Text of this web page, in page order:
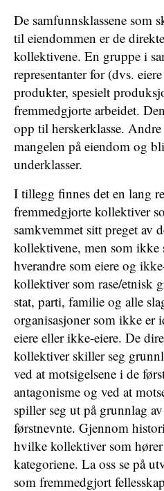
De samfunnsklassene som
til eiendommen er de
kollektivene. En gruppe i
representanter for (dvs.
produkter, spesielt
fremmedgjorte arbeidet.
opp til herskerklasse.
mangelen på eiendom og
underklasser.
I tillegg finnes det en lang
fremmedgjorte kollektiver
samkvemmet sitt preget av
kollektivene, men som ikke
hverandre som eiere og
kollektiver som rase/etnisk
stat, parti, familie og alle
organisasjoner som ikke er
eiere eller ikke-eiere. De
kollektiver skiller seg
ved at motsigelsene i de
antagonisme og ved at
spiller seg ut på grunnlag
førstnevnte. Gjennom
hvilke kollektiver som
kategoriene. La oss se på
som fremmedgjort